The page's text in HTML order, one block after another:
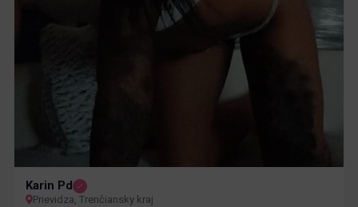
Karin Pd
Prievidza, Trenčiansky kraj